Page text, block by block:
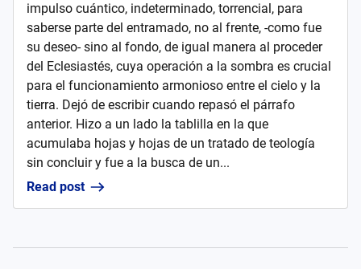
impulso cuántico, indeterminado, torrencial, para
saberse parte del entramado, no al frente, -como fue
su deseo- sino al fondo, de igual manera al proceder
del Eclesiastés, cuya operación a la sombra es crucial
para el funcionamiento armonioso entre el cielo y la
tierra. Dejó de escribir cuando repasó el párrafo
anterior. Hizo a un lado la tablilla en la que
acumulaba hojas y hojas de un tratado de teología
sin concluir y fue a la busca de un...
Read post